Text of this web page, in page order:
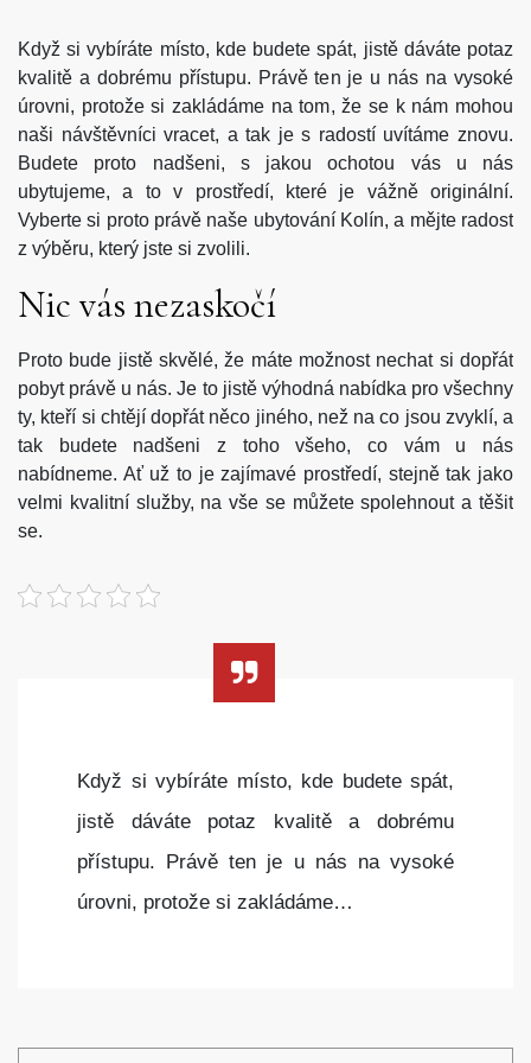
Když si vybíráte místo, kde budete spát, jistě dáváte potaz
kvalitě a dobrému přístupu. Právě ten je u nás na vysoké
úrovni, protože si zakládáme na tom, že se k nám mohou
naši návštěvníci vracet, a tak je s radostí uvítáme znovu.
Budete proto nadšeni, s jakou ochotou vás u nás
ubytujeme, a to v prostředí, které je vážně originální.
Vyberte si proto právě naše ubytování Kolín, a mějte radost
z výběru, který jste si zvolili.
Nic vás nezaskočí
Proto bude jistě skvělé, že máte možnost nechat si dopřát
pobyt právě u nás. Je to jistě výhodná nabídka pro všechny
ty, kteří si chtějí dopřát něco jiného, než na co jsou zvyklí, a
tak budete nadšeni z toho všeho, co vám u nás
nabídneme. Ať už to je zajímavé prostředí, stejně tak jako
velmi kvalitní služby, na vše se můžete spolehnout a těšit
se.
Když si vybíráte místo, kde budete spát,
jistě dáváte potaz kvalitě a dobrému
přístupu. Právě ten je u nás na vysoké
úrovni, protože si zakládáme…